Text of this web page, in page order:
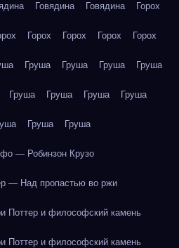
Говядина Говядина Горох
Горох Горох Горох Горох
Груша Груша Груша Груша
Груша Груша Груша Груша
Груша Груша
— Робинзон Крузо
— Над пропастью во ржи
Поттер и философский камень
Поттер и философский камень